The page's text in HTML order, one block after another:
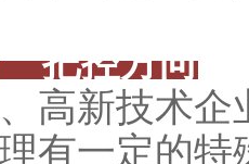
把控方向
高新技术
有一定的